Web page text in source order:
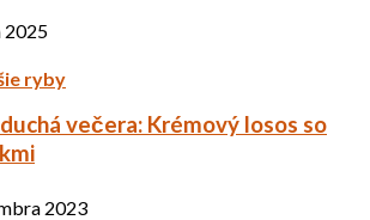
2025
ryby
večera: Krémový losos so
2023